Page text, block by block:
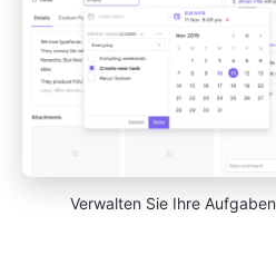
Verwalten Sie Ihre